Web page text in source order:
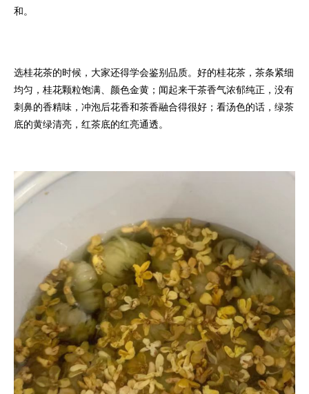
和。
选桂花茶的时候，大家还得学会鉴别品质。好的桂花茶，茶条紧细
均匀，桂花颗粒饱满、颜色金黄；闻起来干茶香气浓郁纯正，没有
刺鼻的香精味，冲泡后花香和茶香融合得很好；看汤色的话，绿茶
底的黄绿清亮，红茶底的红亮通透。